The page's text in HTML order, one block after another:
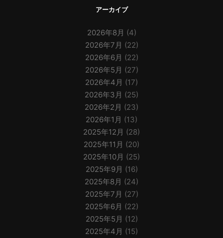
アーカイブ
2026年8月 (4)
2026年7月 (22)
2026年6月 (22)
2026年5月 (27)
2026年4月 (17)
2026年3月 (25)
2026年2月 (23)
2026年1月 (13)
2025年12月 (28)
2025年11月 (20)
2025年10月 (25)
2025年9月 (16)
2025年8月 (24)
2025年7月 (27)
2025年6月 (22)
2025年5月 (12)
2025年4月 (15)